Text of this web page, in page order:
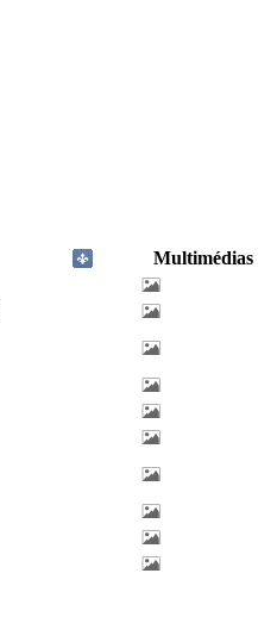
Multimédias